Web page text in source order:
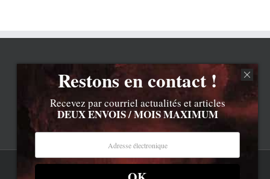
Contenu © Lionel Davoust sauf exceptions précisées.
Restons en contact !
Recevez par courriel actualités et articles
DEUX ENVOIS / MOIS MAXIMUM